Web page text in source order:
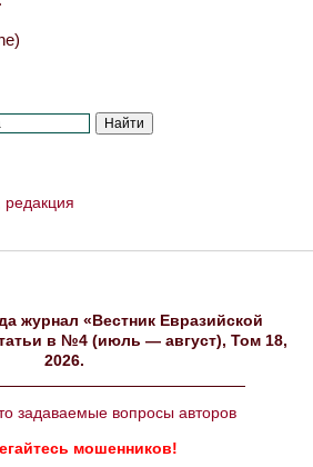
редакция
журнал «Вестник Евразийской
в №4 (июль — август), Том 18,
2026.
задаваемые вопросы авторов
мошенников!